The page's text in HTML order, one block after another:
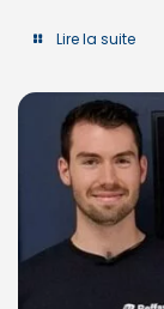
Lire la suite